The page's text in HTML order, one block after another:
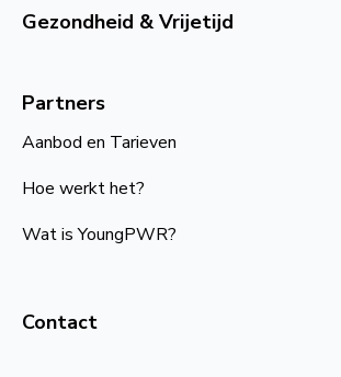
Gezondheid & Vrijetijd
Partners
Aanbod en Tarieven
Hoe werkt het?
Wat is YoungPWR?
Contact